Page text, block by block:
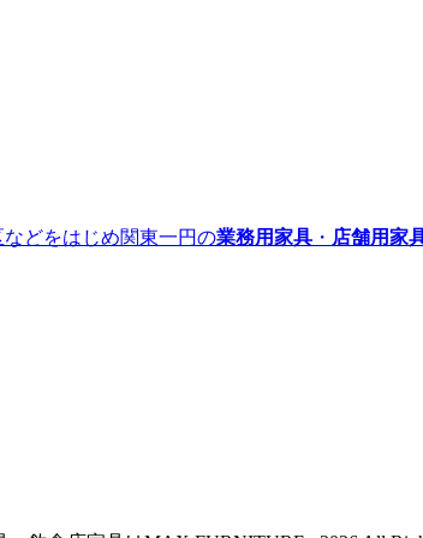
どをはじめ関東一円の業務用家具 ・ 店舗用家